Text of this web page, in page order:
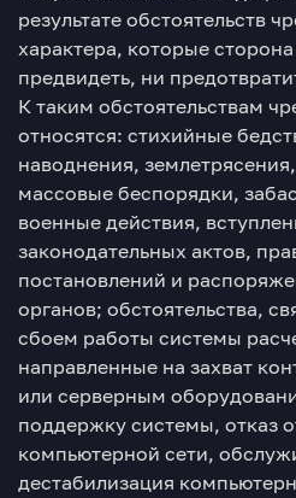
результате обстоятельств
характера, которые
предвидеть, ни
К таким обстоятельствам
относятся: стихийные
наводнения,
массовые беспорядки,
военные действия,
законодательных актов,
постановлений и
органов; обстоятельства,
сбоем работы системы
направленные на захват
или серверным
поддержку системы, отказ
компьютерной сети,
дестабилизация